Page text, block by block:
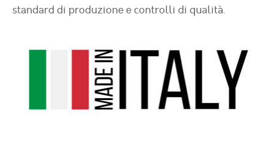
standard di produzione e controlli di qualità.